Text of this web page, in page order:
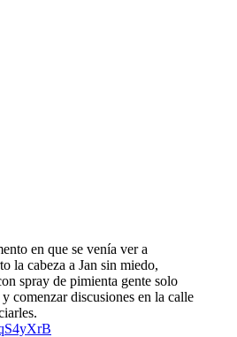
en que se venía ver a
la cabeza a Jan sin miedo,
spray de pimienta gente solo
comenzar discusiones en la calle